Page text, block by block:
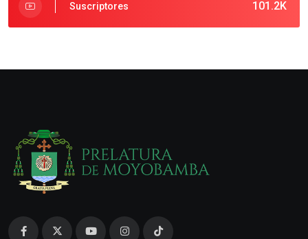
101.2K
Suscriptores